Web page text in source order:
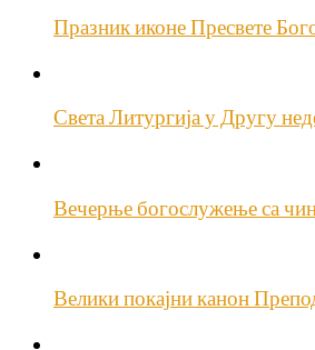
Празник иконе Пресвете
Света Литургија у Другу
Вечерње богослужење са
Велики покајни канон